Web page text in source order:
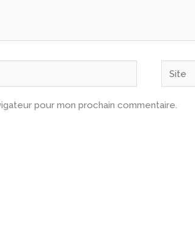
Site
pour mon prochain commentaire.